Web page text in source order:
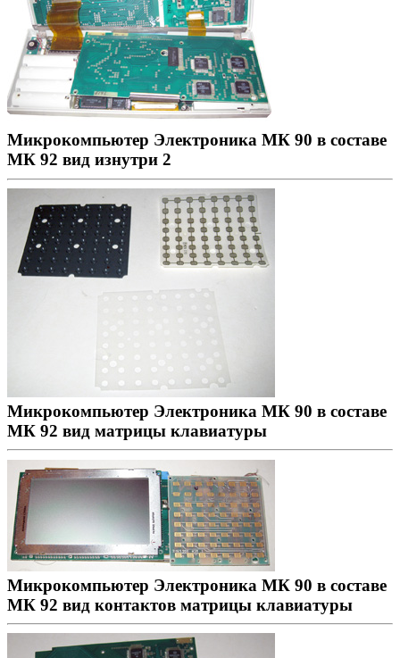
Микрокомпьютер Электроника МК 90 в составе
МК 92 вид изнутри 2
Микрокомпьютер Электроника МК 90 в составе
МК 92 вид матрицы клавиатуры
Микрокомпьютер Электроника МК 90 в составе
МК 92 вид контактов матрицы клавиатуры